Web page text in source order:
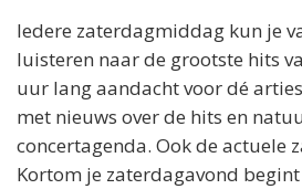
Iedere zaterdagmiddag kun je
luisteren naar de grootste hits
uur lang aandacht voor dé
met nieuws over de hits en
concertagenda. Ook de actuele
Kortom je zaterdagavond